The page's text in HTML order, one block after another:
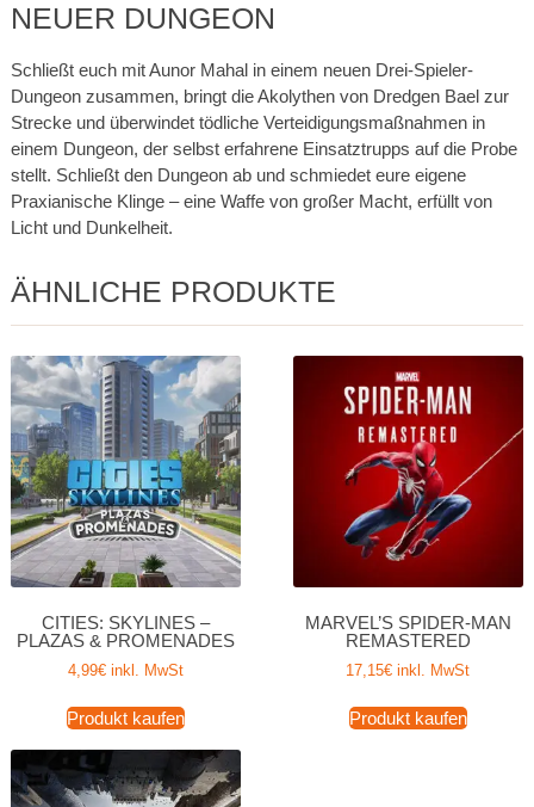
NEUER DUNGEON
Schließt euch mit Aunor Mahal in einem neuen Drei-Spieler-
Dungeon zusammen, bringt die Akolythen von Dredgen Bael zur
Strecke und überwindet tödliche Verteidigungsmaßnahmen in
einem Dungeon, der selbst erfahrene Einsatztrupps auf die Probe
stellt. Schließt den Dungeon ab und schmiedet eure eigene
Praxianische Klinge – eine Waffe von großer Macht, erfüllt von
Licht und Dunkelheit.
ÄHNLICHE PRODUKTE
CITIES: SKYLINES –
PLAZAS & PROMENADES
4,99€ inkl. MwSt
Produkt kaufen
MARVEL’S SPIDER-MAN
REMASTERED
17,15€ inkl. MwSt
Produkt kaufen